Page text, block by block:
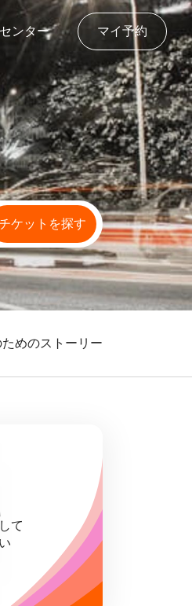
ンター マイ予約
ケットを探す
めのストーリー
て